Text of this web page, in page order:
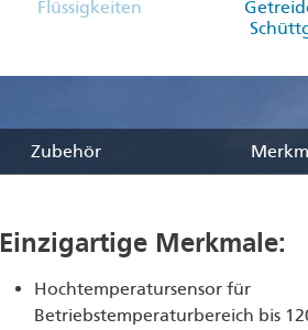
Flüssigkeiten
Zubehör
Einzigartige Merkmale:
Hochtemperatursensor für
Betriebstemperaturbereich bis